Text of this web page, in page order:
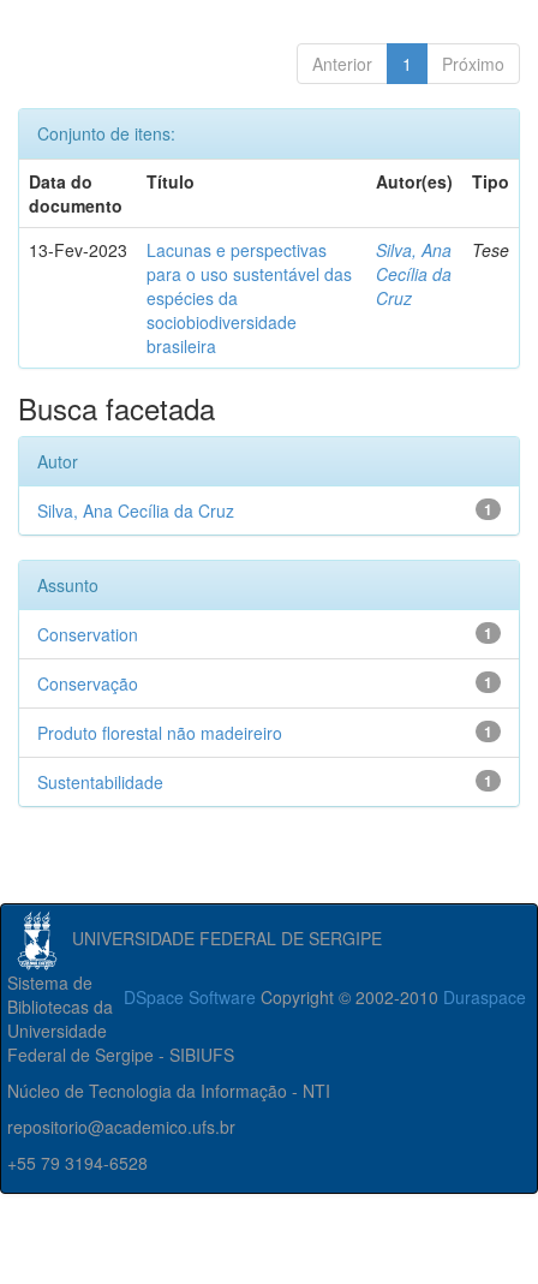
Anterior 1 Próximo
Conjunto de itens:
Data do
documento
Título Autor(es) Tipo
13-Fev-2023
Lacunas e perspectivas
para o uso sustentável das
espécies da
sociobiodiversidade
brasileira
Silva, Ana
Cecília da
Cruz
Tese
Busca facetada
Autor
1
Silva, Ana Cecília da Cruz
Assunto
1
Conservation
1
Conservação
1
Produto florestal não madeireiro
1
Sustentabilidade
UNIVERSIDADE FEDERAL DE SERGIPE
DSpace Software Copyright © 2002-2010 Duraspace
Sistema de
Bibliotecas da
Universidade
Federal de Sergipe - SIBIUFS
Núcleo de Tecnologia da Informação - NTI
repositorio@academico.ufs.br
+55 79 3194-6528